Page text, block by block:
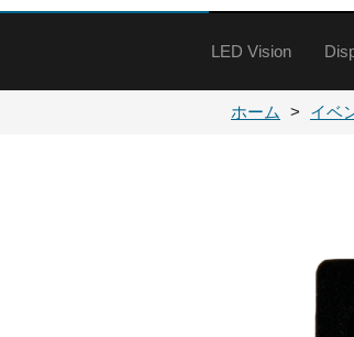
LED Vision
特
60
50
40
30
20
19
オ
各
ホーム
イベ